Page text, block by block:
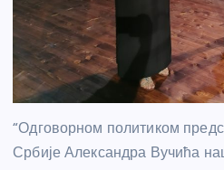
“Одговорном политиком
Србије Александра Вучића